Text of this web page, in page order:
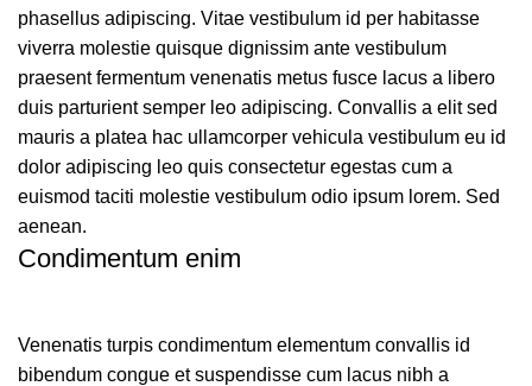
phasellus adipiscing. Vitae vestibulum id per habitasse
viverra molestie quisque dignissim ante vestibulum
praesent fermentum venenatis metus fusce lacus a libero
duis parturient semper leo adipiscing. Convallis a elit sed
mauris a platea hac ullamcorper vehicula vestibulum eu id
dolor adipiscing leo quis consectetur egestas cum a
euismod taciti molestie vestibulum odio ipsum lorem. Sed
aenean.
Condimentum enim
Venenatis turpis condimentum elementum convallis id
bibendum congue et suspendisse cum lacus nibh a